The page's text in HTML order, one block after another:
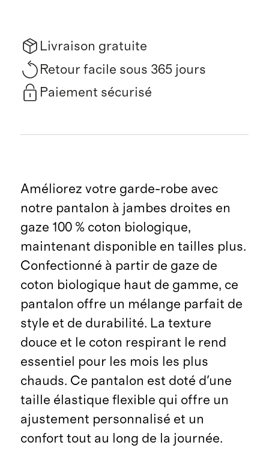
Livraison gratuite
Retour facile sous 365 jours
Paiement sécurisé
Améliorez votre garde-robe avec
notre pantalon à jambes droites en
gaze 100 % coton biologique,
maintenant disponible en tailles plus.
Confectionné à partir de gaze de
coton biologique haut de gamme, ce
pantalon offre un mélange parfait de
style et de durabilité. La texture
douce et le coton respirant le rend
essentiel pour les mois les plus
chauds. Ce pantalon est doté d'une
taille élastique flexible qui offre un
ajustement personnalisé et un
confort tout au long de la journée.